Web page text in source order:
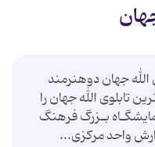
الله جهان دوهنرمند
نوجوان‎ ایرانی‎، درمدت‎6 ماه‎‎بزرگ‎ ترین‎‎ تابلوی‎ الله جهان را